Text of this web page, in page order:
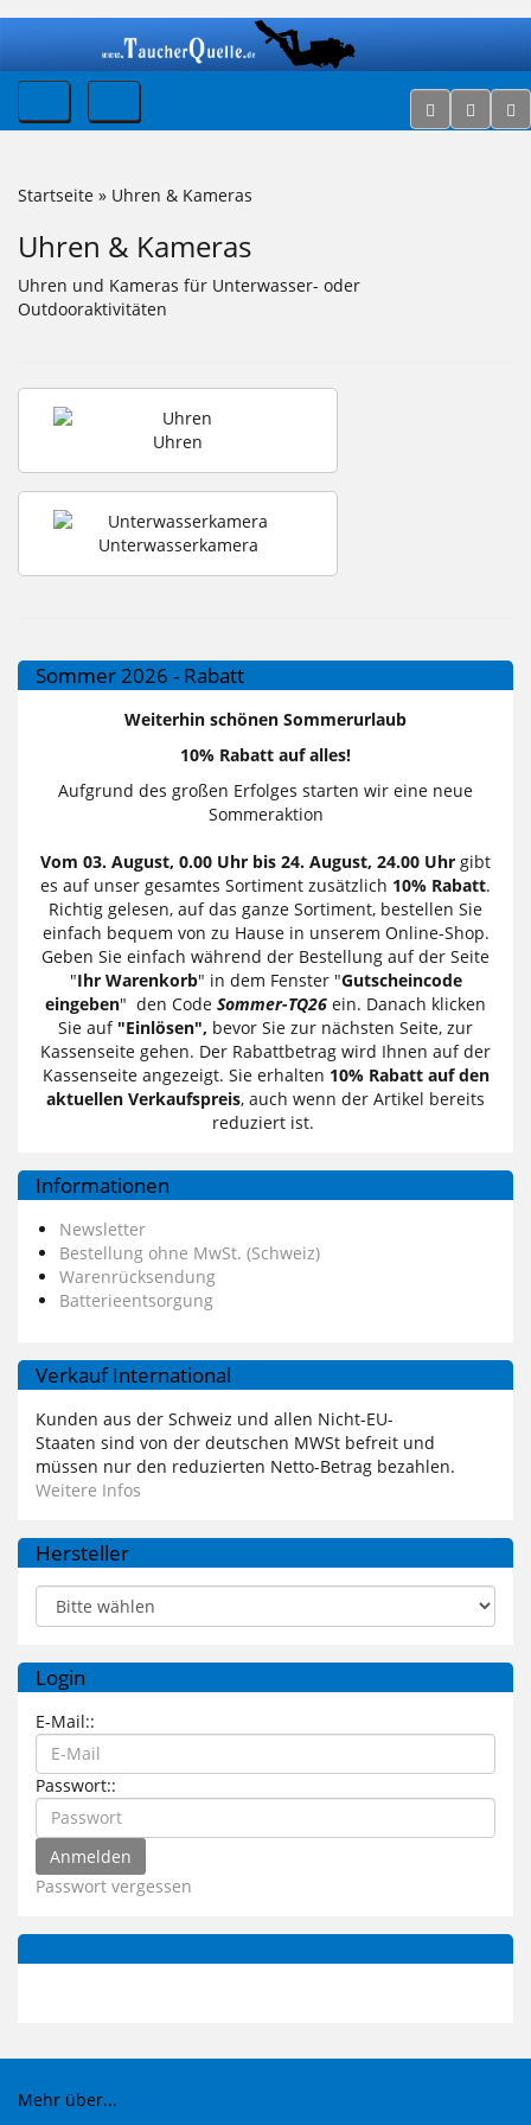
Startseite » Uhren & Kameras
Uhren & Kameras
Uhren und Kameras für Unterwasser- oder
Outdooraktivitäten
Uhren
Unterwasserkamera
Sommer 2026 - Rabatt
Weiterhin schönen Sommerurlaub
10% Rabatt auf alles!
Aufgrund des großen Erfolges starten wir eine neue
Sommeraktion
Vom 03. August, 0.00 Uhr bis 24. August, 24.00 Uhr gibt
es auf unser gesamtes Sortiment zusätzlich 10% Rabatt.
Richtig gelesen, auf das ganze Sortiment, bestellen Sie
einfach bequem von zu Hause in unserem Online-Shop.
Geben Sie einfach während der Bestellung auf der Seite
"Ihr Warenkorb" in dem Fenster "Gutscheincode
eingeben" den Code Sommer-TQ26 ein. Danach klicken
Sie auf "Einlösen", bevor Sie zur nächsten Seite, zur
Kassenseite gehen. Der Rabattbetrag wird Ihnen auf der
Kassenseite angezeigt. Sie erhalten 10% Rabatt auf den
aktuellen Verkaufspreis, auch wenn der Artikel bereits
reduziert ist.
Informationen
Newsletter
Bestellung ohne MwSt. (Schweiz)
Warenrücksendung
Batterieentsorgung
Verkauf International
Kunden aus der Schweiz und allen Nicht-EU-
Staaten sind von der deutschen MWSt befreit und
müssen nur den reduzierten Netto-Betrag bezahlen.
Weitere Infos
Hersteller
Login
E-Mail::
Passwort::
Passwort vergessen
Mehr über...